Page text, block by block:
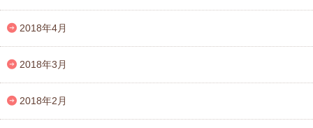
2018年4月
2018年3月
2018年2月